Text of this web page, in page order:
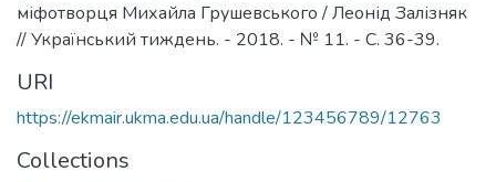
міфотворця Михайла Грушевського / Леонід Залізняк
// Український тиждень. - 2018. - № 11. - С. 36-39.
URI
https://ekmair.ukma.edu.ua/handle/123456789/12763
Collections